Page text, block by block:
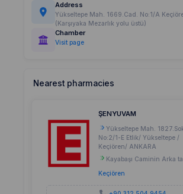
Address
Yükseltepe Mah. 1669.Cad. No:1/A
(Karşıyaka Mezarlık yolu üstü)
Chamber
Visit page
Nearest pharmacies
ŞENYUVAM
Yükseltepe Mah.
No:2/1-E Etlik/ Yükseltepe /
Keçiören/ ANKARA
Kayabaşı Caminin Arka
Keçiören